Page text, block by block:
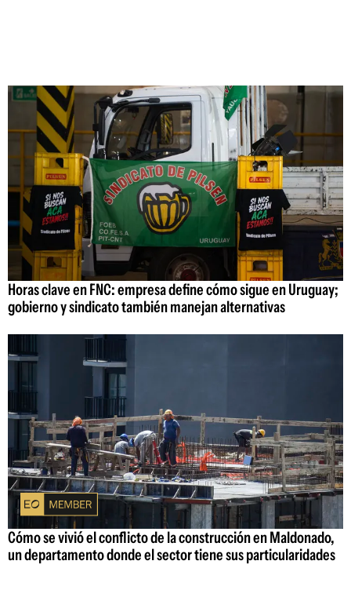
Horas clave en FNC: empresa define cómo sigue en Uruguay;
gobierno y sindicato también manejan alternativas
Cómo se vivió el conflicto de la construcción en Maldonado,
un departamento donde el sector tiene sus particularidades